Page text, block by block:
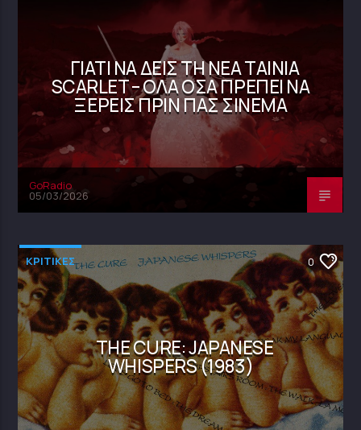
ΓΙΑΤΊ ΝΑ ΔΕΙΣ ΤΗ ΝΈΑ ΤΑΙΝΊΑ
SCARLET – ΌΛΑ ΌΣΑ ΠΡΈΠΕΙ ΝΑ
ΞΈΡΕΙΣ ΠΡΙΝ ΠΑΣ ΣΙΝΕΜΆ
GoRadio
05/03/2026
ΚΡΙΤΙΚΕΣ 0
THE CURE: JAPANESE
WHISPERS (1983)